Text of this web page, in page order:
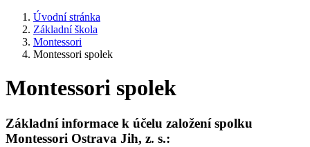
Úvodní stránka
Základní škola
Montessori
Montessori spolek
Montessori spolek
Základní informace k účelu založení spolku
Montessori Ostrava Jih, z. s.: